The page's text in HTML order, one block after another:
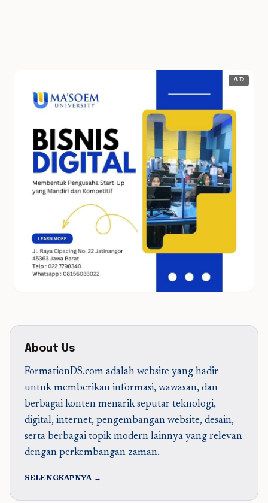
AD
About Us
FormationDS.com adalah website yang hadir
untuk memberikan informasi, wawasan, dan
berbagai konten menarik seputar teknologi,
digital, internet, pengembangan website, desain,
serta berbagai topik modern lainnya yang relevan
dengan perkembangan zaman.
SELENGKAPNYA →